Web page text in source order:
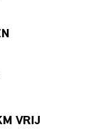
VRIJ